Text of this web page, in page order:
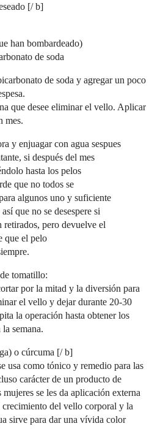
[/ b]
han bombardeado)
de soda
de soda y agregar un poco
que desee eliminar el vello. Aplicar
mes.
y enjuagar con agua sespues
si después del mes
hasta los pelos
que no todos se
algunos uno y suficiente
que no se desespere si
retirados, pero devuelve el
que el pelo
tomatillo:
por la mitad y la diversión para
el vello y dejar durante 20-30
la operación hasta obtener los
la semana.
o cúrcuma [/ b]
usa como tónico y remedio para las
carácter de un producto de
se les da aplicación externa
del vello corporal y la
sirve para dar una vívida color